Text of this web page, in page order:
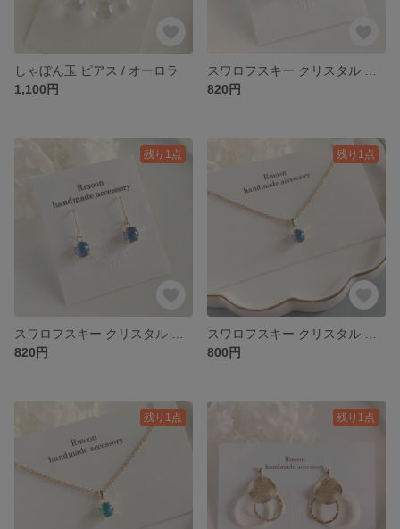
しゃぼん玉 ピアス / オーロラ
1,100円
820円
残り1点
820円
残り1点
800円
残り1点 残り1点